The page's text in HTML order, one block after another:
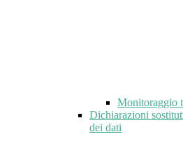
Monitoraggio
Dichiarazioni
dei dati